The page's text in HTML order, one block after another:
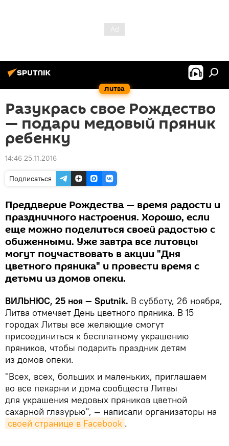
Литва
Разукрась свое Рождество
— подари медовый пряник
ребенку
14:46 25.11.2016
Подписаться
Преддверие Рождества — время радости и
праздничного настроения. Хорошо, если
еще можно поделиться своей радостью с
обиженными. Уже завтра все литовцы
могут поучаствовать в акции "Дня
цветного пряника" и провести время с
детьми из домов опеки.
ВИЛЬНЮС, 25 ноя — Sputnik. В субботу, 26 ноября,
Литва отмечает День цветного пряника. В 15
городах Литвы все желающие смогут
присоединиться к бесплатному украшению
пряников, чтобы подарить праздник детям
из домов опеки.
"Всех, всех, больших и маленьких, приглашаем
во все пекарни и дома сообществ Литвы
для украшения медовых пряников цветной
сахарной глазурью", — написали организаторы на
своей странице в Facebook .